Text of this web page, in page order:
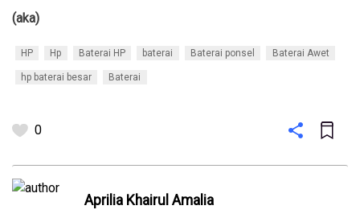
(aka)
HP Hp Baterai HP baterai Baterai ponsel Baterai Awet
hp baterai besar Baterai
0
Aprilia Khairul Amalia